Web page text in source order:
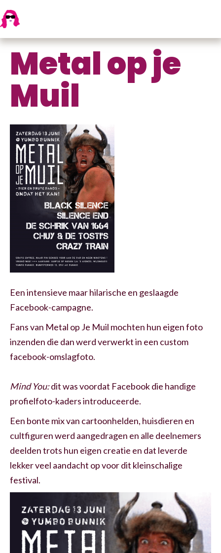
Metal op je
Muil
Een intensieve maar hilarische en geslaagde
Facebook-campagne.
Fans van Metal op Je Muil mochten hun eigen foto
inzenden die dan werd verwerkt in een custom
facebook-omslagfoto.
Mind You:dit was voordat Facebook die handige
profielfoto-kaders introduceerde.
Een bonte mix van cartoonhelden, huisdieren en
cultfiguren werd aangedragen en alle deelnemers
deelden trots hun eigen creatie en dat leverde
lekker veel aandacht op voor dit kleinschalige
festival.